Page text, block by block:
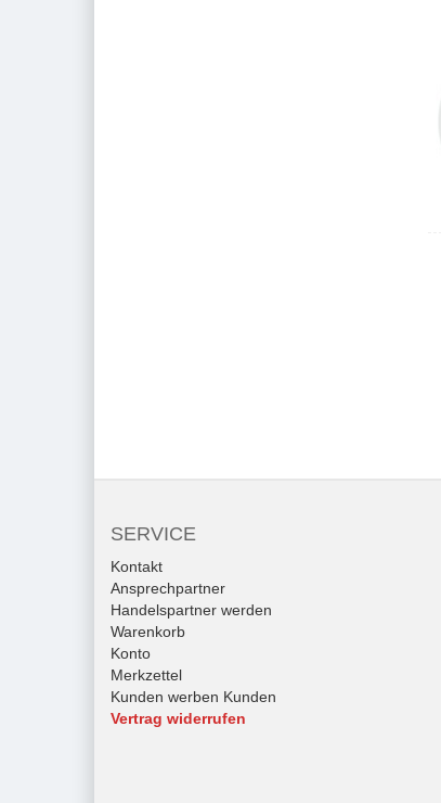
SERVICE
Kontakt
Ansprechpartner
Handelspartner werden
Warenkorb
Konto
Merkzettel
Kunden werben Kunden
Vertrag widerrufen